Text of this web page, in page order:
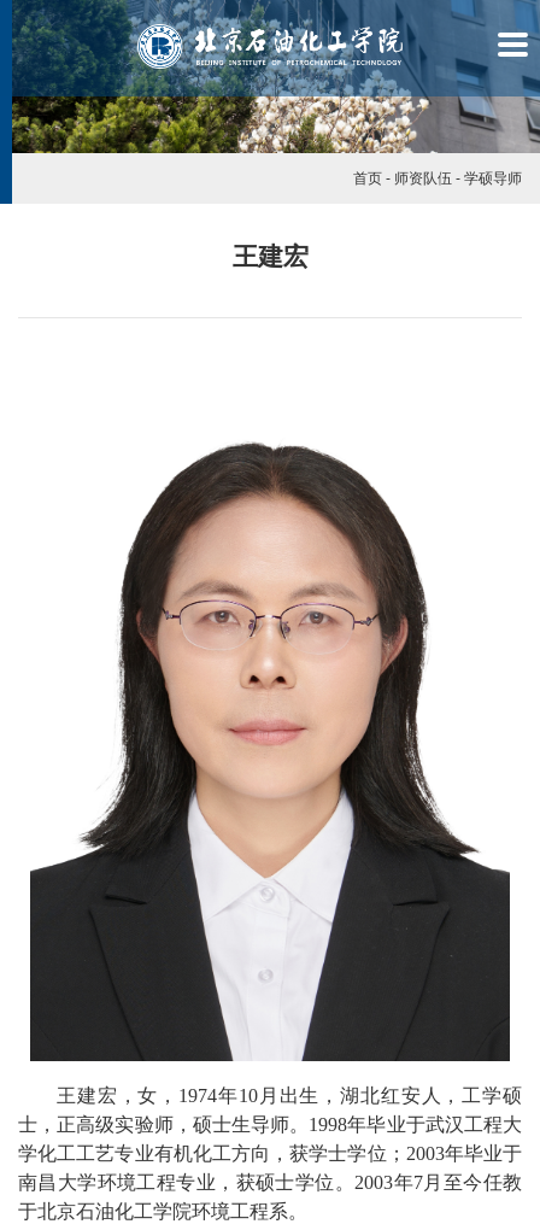
育
教
首页 - 师资队伍 - 学硕导师
王建宏
王建宏 ，女， 1974年10月出生，湖北红安人 ，工学硕
士 ， 正高级实验师， 硕士生导师。 1998年毕业于武汉工程大
学化工工艺专业有机化工方向 ，获学士学位； 2003年毕业于
南昌大学环境工程专业 ，获硕士学位。 2003年7月至今任教
于北京石油化工学院环境工程系。